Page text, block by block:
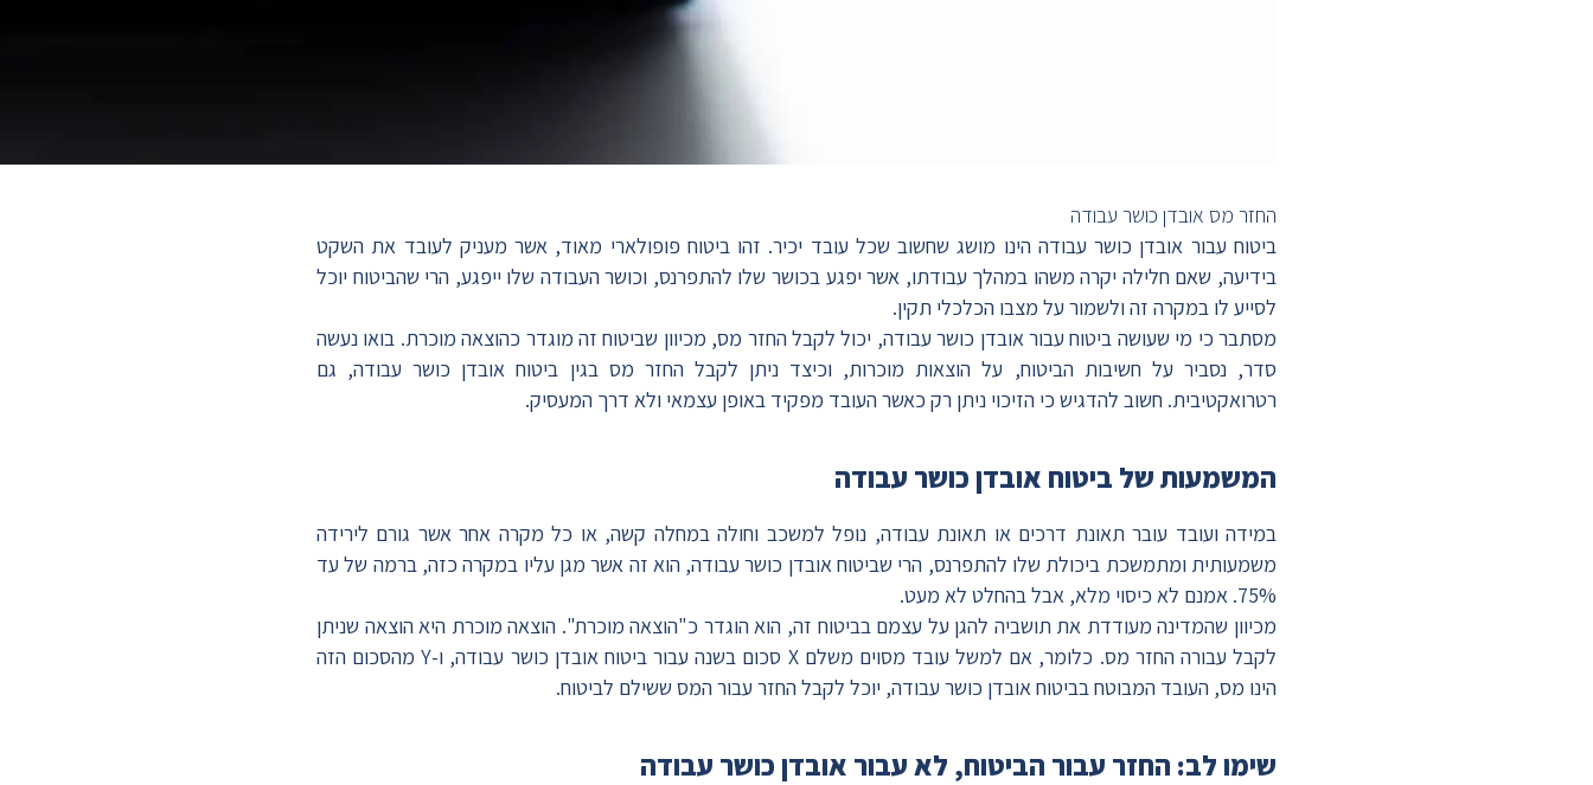
החזר מס אובדן כושר עבודה
ביטוח עבור אובדן כושר עבודה הינו מושג שחשוב שכל עובד יכיר. זהו ביטוח פופולארי מאוד, אשר מעניק לעובד את השקט
בידיעה, שאם חלילה יקרה משהו במהלך עבודתו, אשר יפגע בכושר שלו להתפרנס, וכושר העבודה שלו ייפגע, הרי שהביטוח יוכל
לסייע לו במקרה זה ולשמור על מצבו הכלכלי תקין.
מסתבר כי מי שעושה ביטוח עבור אובדן כושר עבודה, יכול לקבל החזר מס, מכיוון שביטוח זה מוגדר כהוצאה מוכרת. בואו נעשה
סדר, נסביר על חשיבות הביטוח, על הוצאות מוכרות, וכיצד ניתן לקבל החזר מס בגין ביטוח אובדן כושר עבודה, גם
רטרואקטיבית. חשוב להדגיש כי הזיכוי ניתן רק כאשר העובד מפקיד באופן עצמאי ולא דרך המעסיק.
המשמעות של ביטוח אובדן כושר עבודה
במידה ועובד עובר תאונת דרכים או תאונת עבודה, נופל למשכב וחולה במחלה קשה, או כל מקרה אחר אשר גורם לירידה
משמעותית ומתמשכת ביכולת שלו להתפרנס, הרי שביטוח אובדן כושר עבודה, הוא זה אשר מגן עליו במקרה כזה, ברמה של עד
75%. אמנם לא כיסוי מלא, אבל בהחלט לא מעט.
מכיוון שהמדינה מעודדת את תושביה להגן על עצמם בביטוח זה, הוא הוגדר כ"הוצאה מוכרת". הוצאה מוכרת היא הוצאה שניתן
לקבל עבורה החזר מס. כלומר, אם למשל עובד מסוים משלם X סכום בשנה עבור ביטוח אובדן כושר עבודה, ו-Y מהסכום הזה
הינו מס, העובד המבוטח בביטוח אובדן כושר עבודה, יוכל לקבל החזר עבור המס ששילם לביטוח.
שימו לב: החזר עבור הביטוח, לא עבור אובדן כושר עבודה